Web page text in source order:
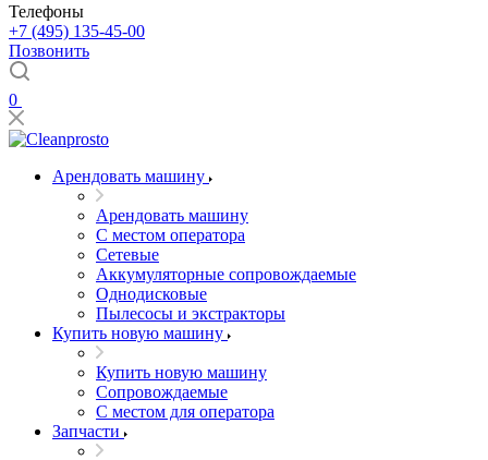
Телефоны
+7 (495) 135-45-00
Позвонить
0
Арендовать машину
Арендовать машину
С местом оператора
Сетевые
Аккумуляторные сопровождаемые
Однодисковые
Пылесосы и экстракторы
Купить новую машину
Купить новую машину
Сопровождаемые
С местом для оператора
Запчасти